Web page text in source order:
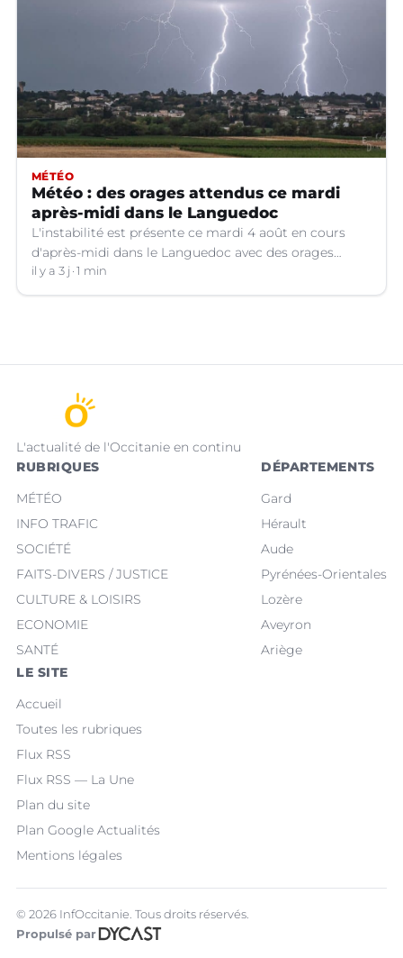
MÉTÉO
Météo : des orages attendus ce mardi
après-midi dans le Languedoc
L'instabilité est présente ce mardi 4 août en cours
d'après-midi dans le Languedoc avec des orages
localisés.
il y a 3 j 1 min
L'actualité de l'Occitanie en continu
RUBRIQUES
MÉTÉO
INFO TRAFIC
SOCIÉTÉ
FAITS-DIVERS / JUSTICE
CULTURE & LOISIRS
ECONOMIE
SANTÉ
DÉPARTEMENTS
Gard
Hérault
Aude
Pyrénées-Orientales
Lozère
Aveyron
Ariège
LE SITE
Accueil
Toutes les rubriques
Flux RSS
Flux RSS — La Une
Plan du site
Plan Google Actualités
Mentions légales
© 2026 InfOccitanie. Tous droits réservés.
Propulsé par